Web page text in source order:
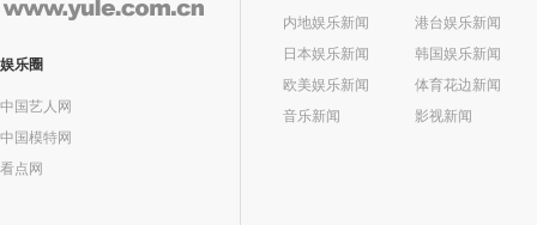
娱乐圈
中国艺人网
中国模特网
看点网
内地娱乐新闻
港台娱乐新闻
日本娱乐新闻
韩国娱乐新闻
欧美娱乐新闻
体育花边新闻
音乐新闻
影视新闻